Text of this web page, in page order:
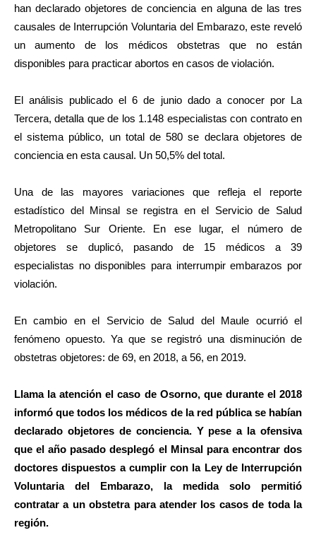
han declarado objetores de conciencia en alguna de las tres
causales de Interrupción Voluntaria del Embarazo, este reveló
un aumento de los médicos obstetras que no están
disponibles para practicar abortos en casos de violación.
El análisis publicado el 6 de junio dado a conocer por La
Tercera, detalla que de los 1.148 especialistas con contrato en
el sistema público, un total de 580 se declara objetores de
conciencia en esta causal. Un 50,5% del total.
Una de las mayores variaciones que refleja el reporte
estadístico del Minsal se registra en el Servicio de Salud
Metropolitano Sur Oriente. En ese lugar, el número de
objetores se duplicó, pasando de 15 médicos a 39
especialistas no disponibles para interrumpir embarazos por
violación.
En cambio en el Servicio de Salud del Maule ocurrió el
fenómeno opuesto. Ya que se registró una disminución de
obstetras objetores: de 69, en 2018, a 56, en 2019.
Llama la atención el caso de Osorno, que durante el 2018
informó que todos los médicos de la red pública se habían
declarado objetores de conciencia. Y pese a la ofensiva
que el año pasado desplegó el Minsal para encontrar dos
doctores dispuestos a cumplir con la Ley de Interrupción
Voluntaria del Embarazo, la medida solo permitió
contratar a un obstetra para atender los casos de toda la
región.